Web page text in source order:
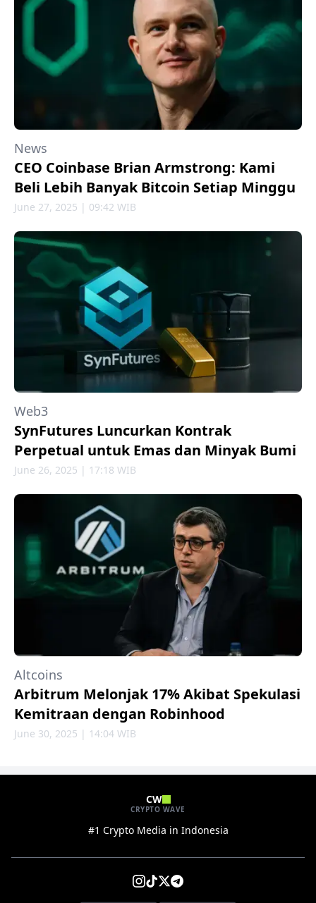
News
CEO Coinbase Brian Armstrong: Kami
Beli Lebih Banyak Bitcoin Setiap Minggu
June 27, 2025 | 09:42 WIB
Web3
SynFutures Luncurkan Kontrak
Perpetual untuk Emas dan Minyak Bumi
June 26, 2025 | 17:18 WIB
Altcoins
Arbitrum Melonjak 17% Akibat Spekulasi
Kemitraan dengan Robinhood
June 30, 2025 | 14:04 WIB
CW
CRYPTO WAVE
#1 Crypto Media in Indonesia